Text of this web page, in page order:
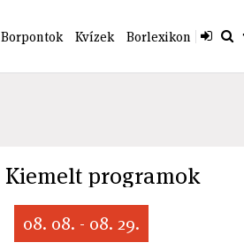
Borpontok Kvízek Borlexikon
Kiemelt programok
08. 08. - 08. 29.